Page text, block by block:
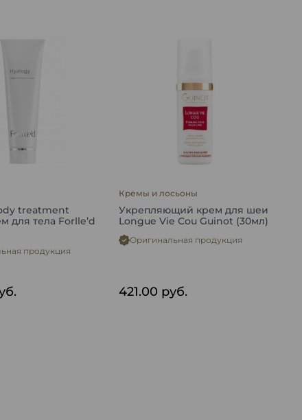
treatment
для тела Forlle’d
продукция
Кремы и лосьоны
Укрепляющий крем для шеи
Longue Vie Соu Guinot (30мл)
Оригинальная продукция
421.00 руб.